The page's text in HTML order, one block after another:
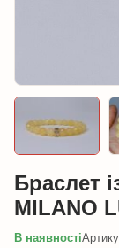
Браслет
MILANO
В наявності